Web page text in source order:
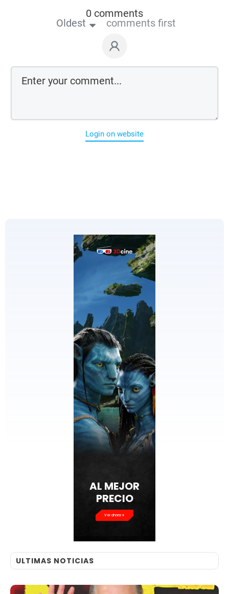
0 comments
Oldest comments first
Login on website
AL MEJOR
PRECIO
Ver ahora
ULTIMAS NOTICIAS